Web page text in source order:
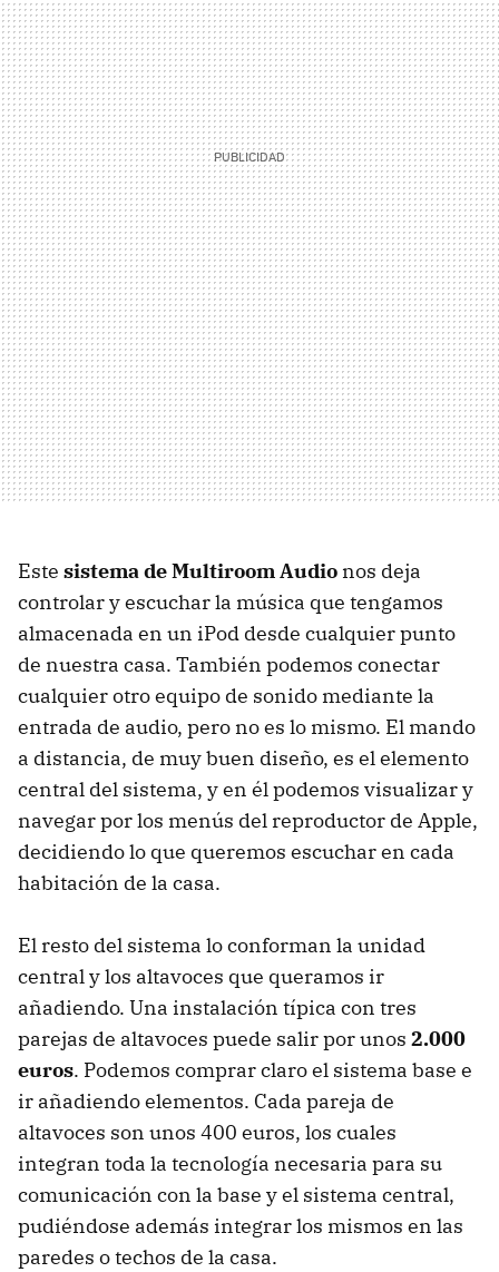
Este sistema de Multiroom Audio nos deja
controlar y escuchar la música que tengamos
almacenada en un iPod desde cualquier punto
de nuestra casa. También podemos conectar
cualquier otro equipo de sonido mediante la
entrada de audio, pero no es lo mismo. El mando
a distancia, de muy buen diseño, es el elemento
central del sistema, y en él podemos visualizar y
navegar por los menús del reproductor de Apple,
decidiendo lo que queremos escuchar en cada
habitación de la casa.
El resto del sistema lo conforman la unidad
central y los altavoces que queramos ir
añadiendo. Una instalación típica con tres
parejas de altavoces puede salir por unos 2.000
euros. Podemos comprar claro el sistema base e
ir añadiendo elementos. Cada pareja de
altavoces son unos 400 euros, los cuales
integran toda la tecnología necesaria para su
comunicación con la base y el sistema central,
pudiéndose además integrar los mismos en las
paredes o techos de la casa.